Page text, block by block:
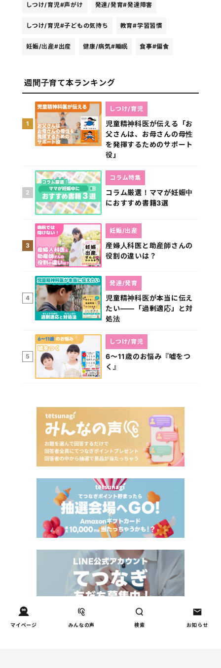
マイページ みんなの声 検索 お知らせ
しつけ/育児#声がけ 発達/発育#発達障害
しつけ/育児#子どもの気持ち 教育#学習習慣
妊娠/出産#出産 健康/病気#睡眠 食事#偏食
週間子育て本ランキング
1
児童精神科医が伝える「お
父さんは、お母さんの母性
を発揮するためのサポート
役」
しつけ/育児
2
コラム厳選！ママが妊娠中
におすすめ書籍3選
コラム特集
3
産婦人科医と助産師さんの
役割の違いは？
妊娠/出産
4
児童精神科医が本当に伝え
たい――「過剰適応」と対
処法
発達/発育
5
6～11歳のお悩み『嘘をつ
く』
しつけ/育児
Tweets by tetsunagi_pj